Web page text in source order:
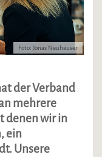
Foto: Jonas Neuhäuser
der Verband
mehrere
denen wir in
ein
Unsere